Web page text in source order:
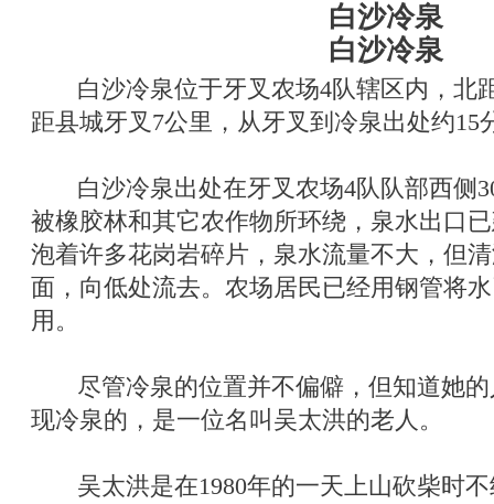
白沙冷泉
白沙冷泉
白沙冷泉位于牙叉农场4队辖区内，北
距县城牙叉7公里，从牙叉到冷泉出处约15
白沙冷泉出处在牙叉农场4队队部西侧
被橡胶林和其它农作物所环绕，泉水出口
泡着许多花岗岩碎片，泉水流量不大，但
面，向低处流去。农场居民已经用钢管将
用。
尽管冷泉的位置并不偏僻，但知道她的
现冷泉的，是一位名叫吴太洪的老人。
吴太洪是在1980年的一天上山砍柴时不